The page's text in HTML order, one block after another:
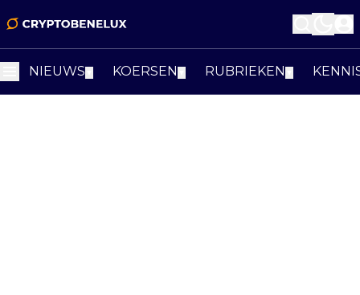
NIEUWS KOERSEN RUBRIEKEN